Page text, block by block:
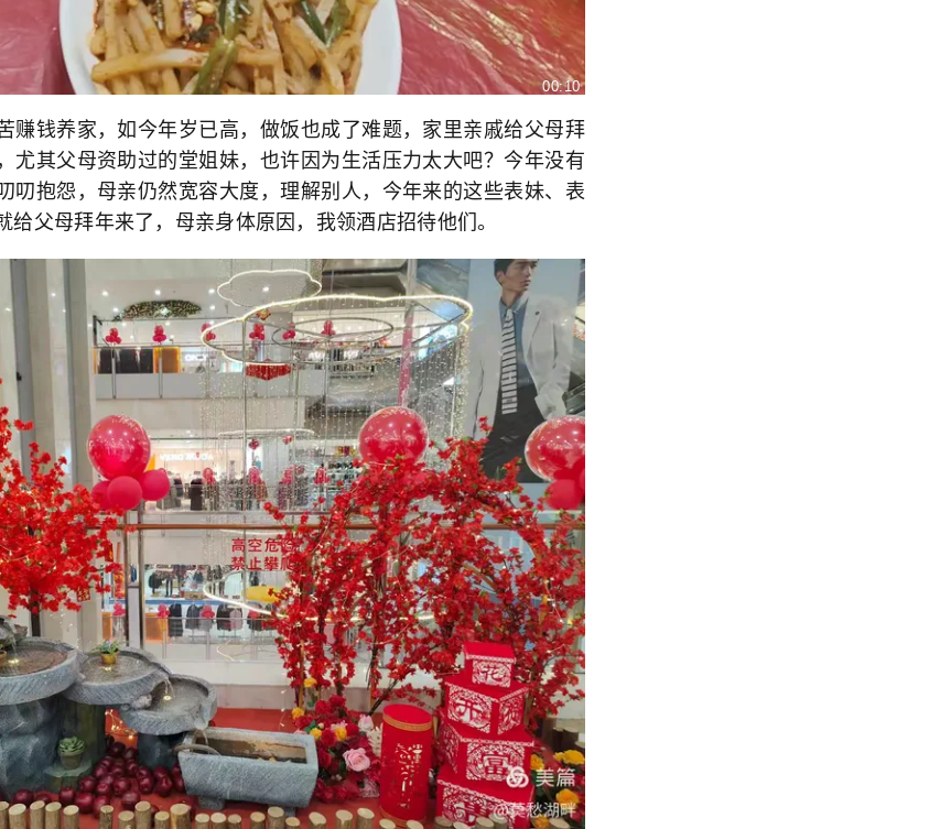
00:10
钱养家，如今年岁已高，做饭也成了难题，家里亲戚给父母拜
尤其父母资助过的堂姐妹，也许因为生活压力太大吧？今年没有
叨抱怨，母亲仍然宽容大度，理解别人，今年来的这些表妹、表
给父母拜年来了，母亲身体原因，我领酒店招待他们。